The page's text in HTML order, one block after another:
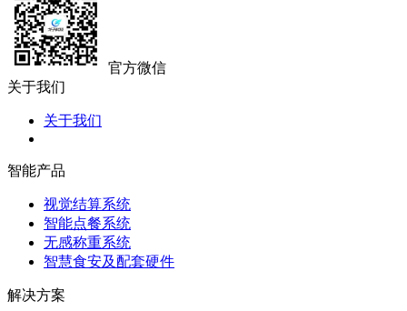
官方微信
关于我们
关于我们
智能产品
视觉结算系统
智能点餐系统
无感称重系统
智慧食安及配套硬件
解决方案